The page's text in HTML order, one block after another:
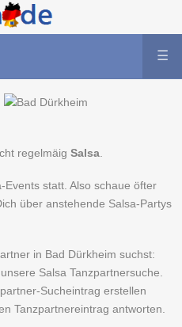
☰
regelmäig Salsa
statt. Also schaue öfter
über anstehende Salsa-Partys
in Bad Dürkheim suchst:
Salsa Tanzpartnersuche.
Sucheintrag erstellen
Tanzpartnereintrag antworten.